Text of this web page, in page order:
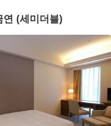
연 (세미더블)